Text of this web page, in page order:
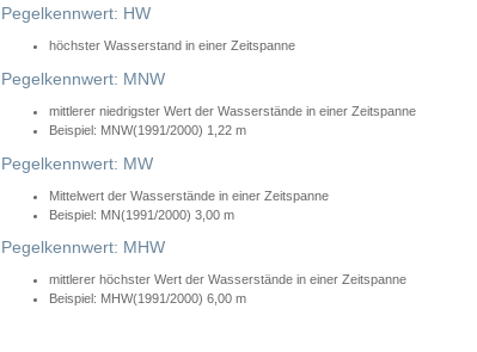
Pegelkennwert: HW
höchster Wasserstand in einer Zeitspanne
Pegelkennwert: MNW
mittlerer niedrigster Wert der Wasserstände in einer Zeitspanne
Beispiel: MNW(1991/2000) 1,22 m
Pegelkennwert: MW
Mittelwert der Wasserstände in einer Zeitspanne
Beispiel: MN(1991/2000) 3,00 m
Pegelkennwert: MHW
mittlerer höchster Wert der Wasserstände in einer Zeitspanne
Beispiel: MHW(1991/2000) 6,00 m